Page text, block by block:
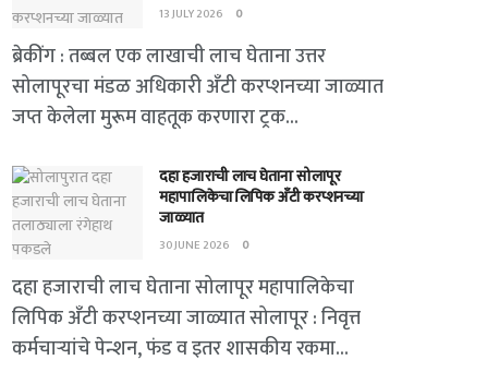
13 JULY 2026 0
ब्रेकींग : तब्बल एक लाखाची लाच घेताना उत्तर
सोलापूरचा मंडळ अधिकारी अँटी करप्शनच्या जाळ्यात
जप्त केलेला मुरूम वाहतूक करणारा ट्रक...
दहा हजाराची लाच घेताना सोलापूर
महापालिकेचा लिपिक अँटी करप्शनच्या
जाळ्यात
30 JUNE 2026 0
दहा हजाराची लाच घेताना सोलापूर महापालिकेचा
लिपिक अँटी करप्शनच्या जाळ्यात सोलापूर : निवृत्त
कर्मचाऱ्यांचे पेन्शन, फंड व इतर शासकीय रकमा...